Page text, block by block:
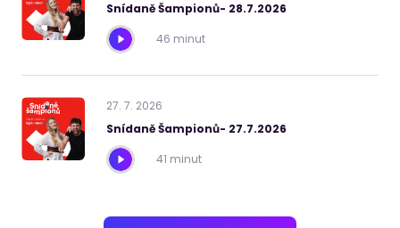
Snídaně Šampionů- 28.7.2026
46 minut
27. 7. 2026
Snídaně Šampionů- 27.7.2026
41 minut